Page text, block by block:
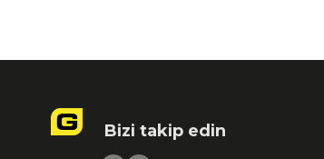
Bizi takip edin